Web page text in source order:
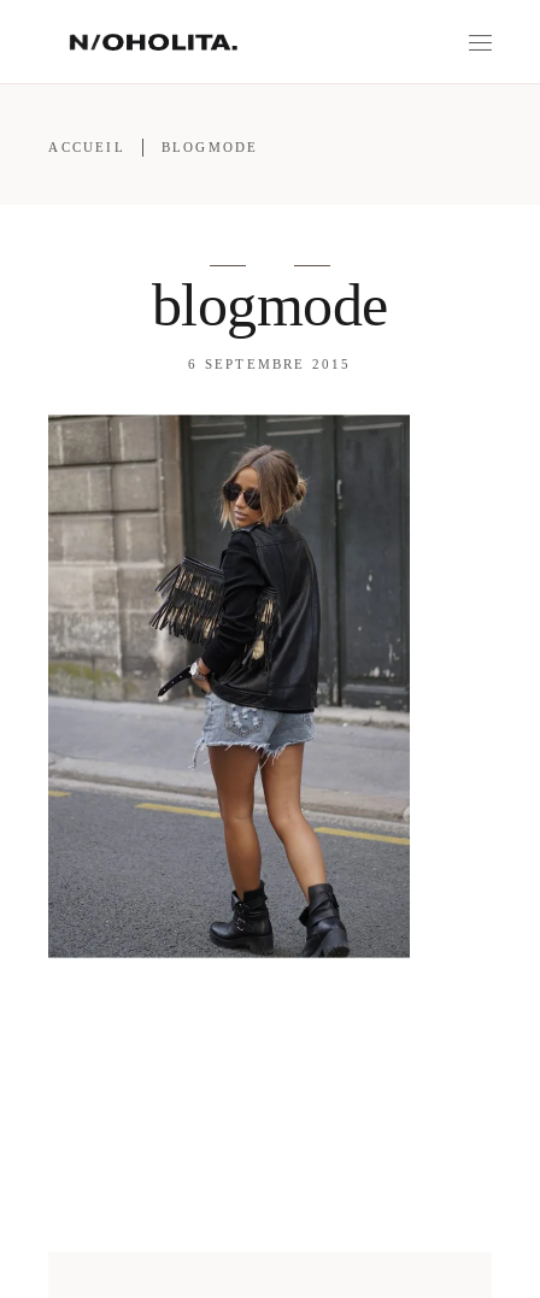
ACCUEIL BLOGMODE
blogmode
6 SEPTEMBRE 2015